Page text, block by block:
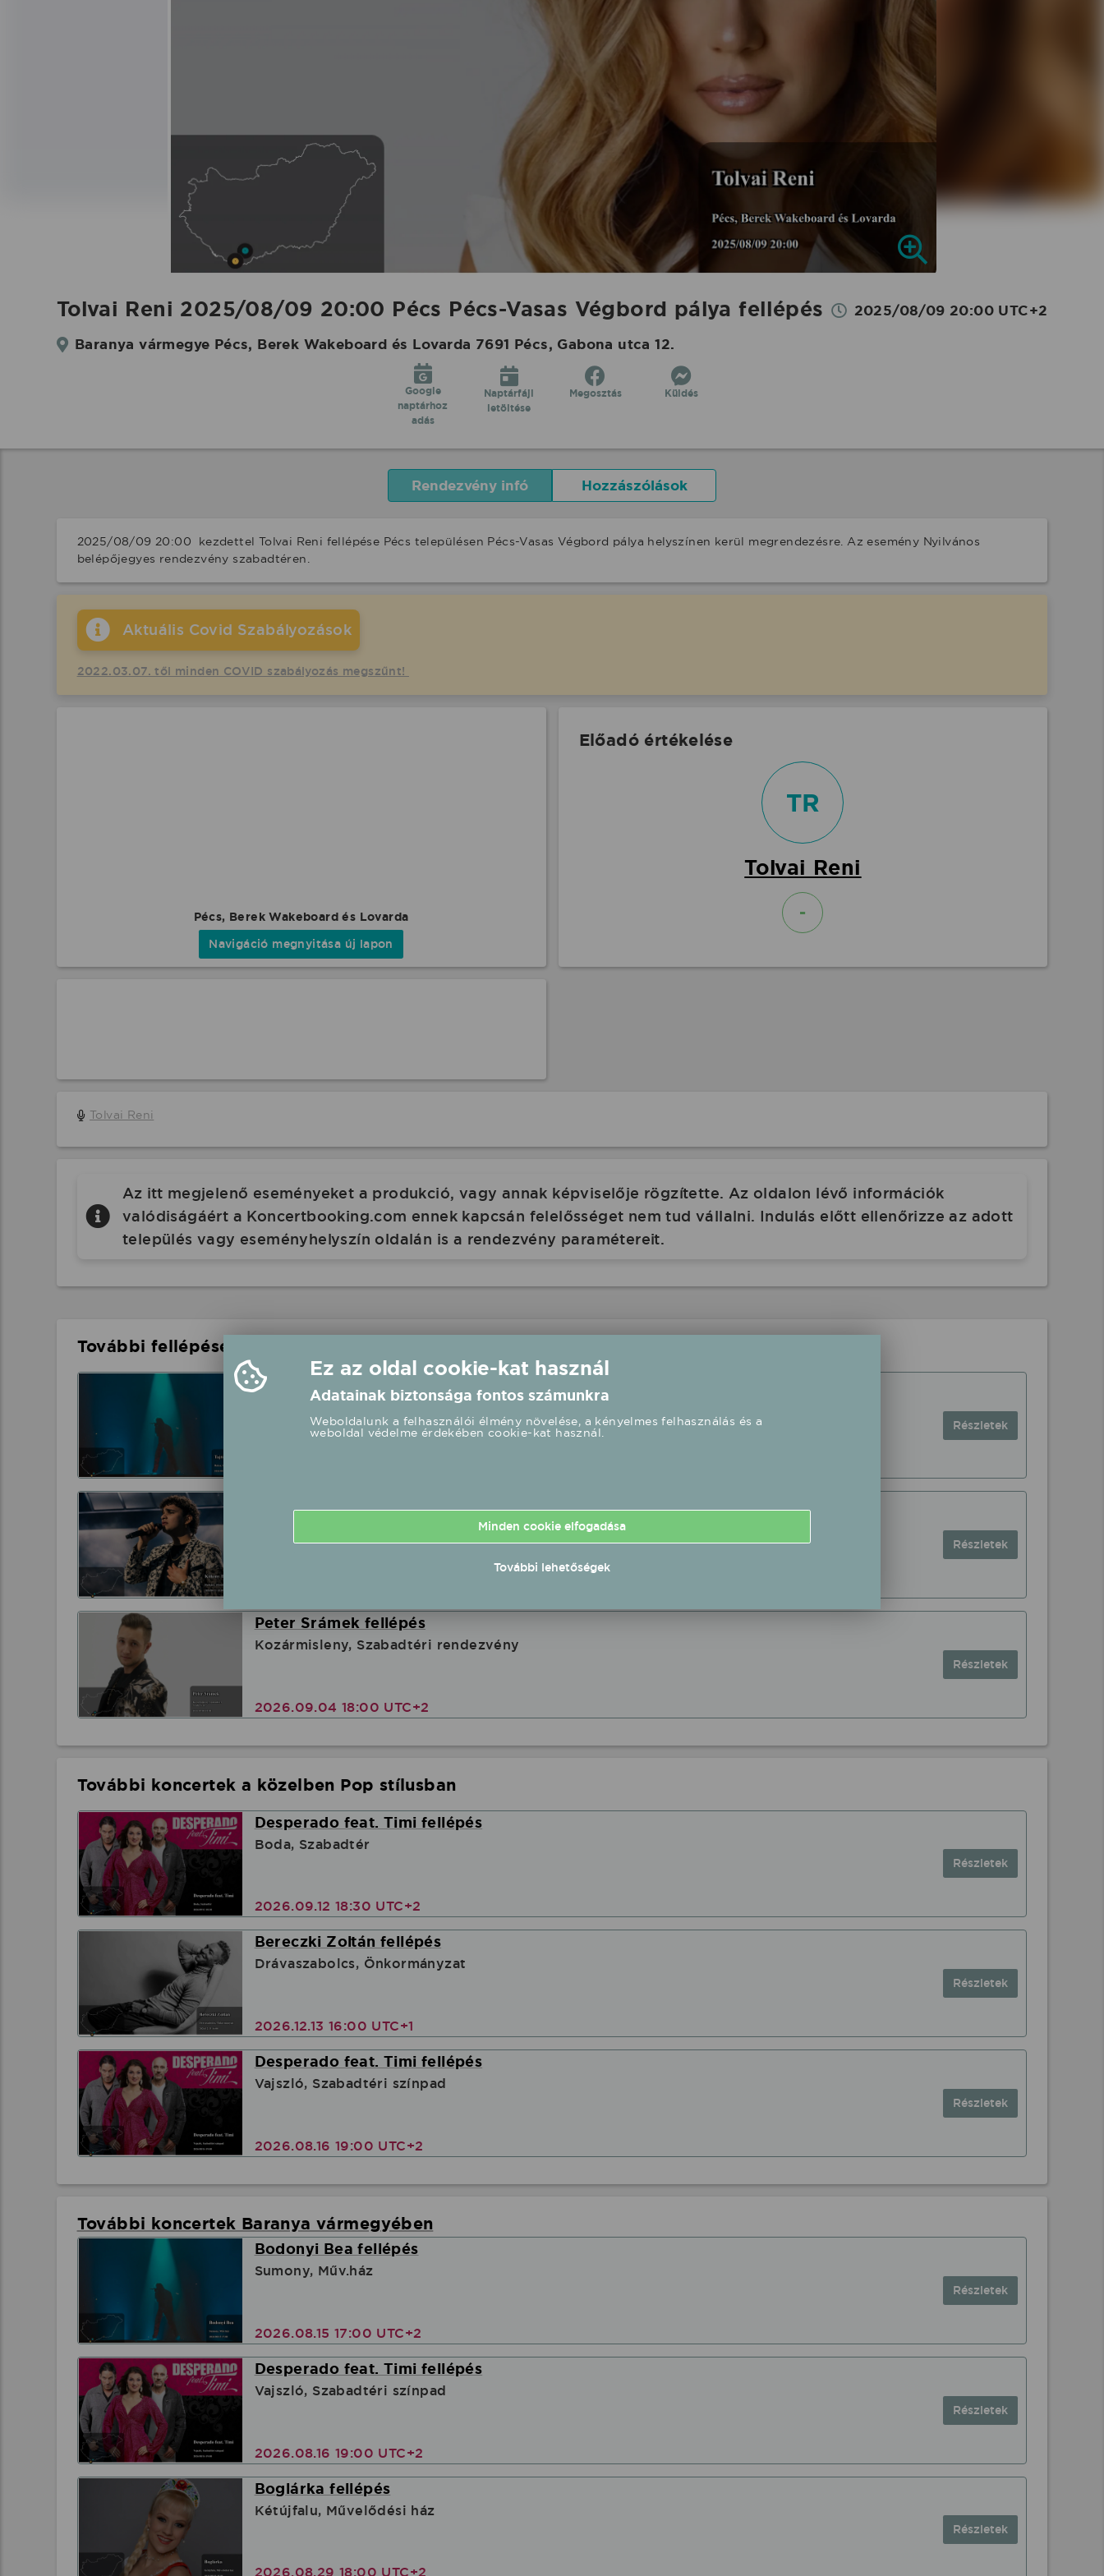
Koncertbooking
Tolvai Reni 2025/08/09 20:00 Pécs Pécs-Vasas Végbord pálya fellépés
2025/08/09 20:00 UTC+2
Baranya vármegye Pécs, Berek Wakeboard és Lovarda 7691 Pécs, Gabona utca 12.
Google
naptárhoz
adás
Naptárfájl
letöltése
Megosztás Küldés
Rendezvény infó Hozzászólások
2025/08/09 20:00  kezdettel Tolvai Reni fellépése Pécs településen Pécs-Vasas Végbord pálya helyszínen kerül megrendezésre. Az esemény Nyilvános
belépőjegyes rendezvény szabadtéren.
Aktuális Covid Szabályozások
2022.03.07. től minden COVID szabályozás megszűnt!
Pécs, Berek Wakeboard és Lovarda
Navigáció megnyitása új lapon
Előadó értékelése
TR
Tolvai Reni
-
Tolvai Reni
Az itt megjelenő eseményeket a produkció, vagy annak képviselője rögzítette. Az oldalon lévő információk
valódiságáért a Koncertbooking.com ennek kapcsán felelősséget nem tud vállalni. Indulás előtt ellenőrizze az adott
település vagy eseményhelyszín oldalán is a rendezvény paramétereit.
További fellépések a közelben
Tajtiboy fellépés
Baksa, Szabadtér
Részletek
Részletek
Peter Srámek fellépés
Kozármisleny, Szabadtéri rendezvény
2026.09.04 18:00 UTC+2
Részletek
További koncertek a közelben Pop stílusban
Desperado feat. Timi fellépés
Boda, Szabadtér
2026.09.12 18:30 UTC+2
Részletek
Bereczki Zoltán fellépés
Drávaszabolcs, Önkormányzat
2026.12.13 16:00 UTC+1
Részletek
Desperado feat. Timi fellépés
Vajszló, Szabadtéri színpad
2026.08.16 19:00 UTC+2
Részletek
További koncertek Baranya vármegyében
Bodonyi Bea fellépés
Sumony, Műv.ház
2026.08.15 17:00 UTC+2
Részletek
Desperado feat. Timi fellépés
Vajszló, Szabadtéri színpad
2026.08.16 19:00 UTC+2
Részletek
Boglárka fellépés
Kétújfalu, Művelődési ház
2026.08.29 18:00 UTC+2
Részletek
Ez az oldal cookie-kat használ
Adatainak biztonsága fontos számunkra
Weboldalunk a felhasználói élmény növelése, a kényelmes felhasználás és a
weboldal védelme érdekében cookie-kat használ.
Minden cookie elfogadása
További lehetőségek